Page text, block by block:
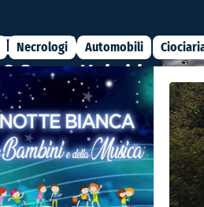
Necrologi Automobili